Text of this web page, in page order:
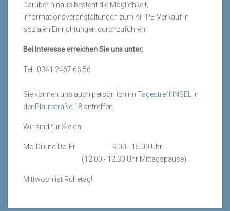
Darüber hinaus besteht die Möglichkeit,
Informationsveranstaltungen zum KiPPE-Verkauf in
sozialen Einrichtungen durchzuführen.
Bei Interesse erreichen Sie uns unter:
Tel.: 0341 2467 66 56
Sie können uns auch persönlich im Tagestreff INSEL in
der Plautstraße 18 antreffen.
Wir sind für Sie da:
Mo-Di und Do-Fr 9.00 - 15.00 Uhr
(12.00 - 12.30 Uhr Mittagspause)
Mittwoch ist Ruhetag!